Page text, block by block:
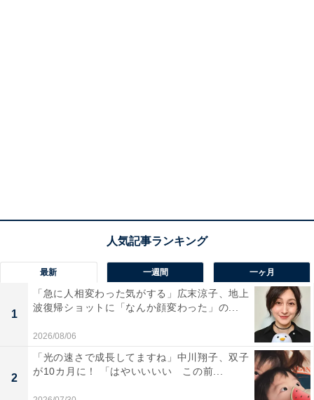
最新 一週間 一ヶ月
1
「急に人相変わった気がする」広末涼子、地上
波復帰ショットに「なんか顔変わった」の...
2026/08/06
2
「光の速さで成長してますね」中川翔子、双子
が10カ月に！ 「はやいいいい この前...